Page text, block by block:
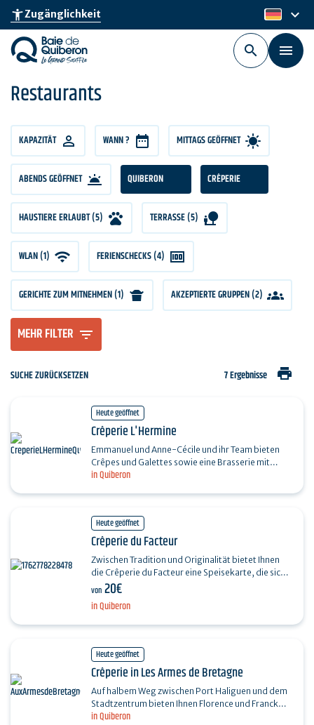
Skip
main
content
accessibility_newZugänglichkeit de
keyboard_arrow_down
Restaurants
KAPAZITÄT
KAPAZITÄT WANN ? MITTAGS GEÖFFNET
ABENDS GEÖFFNET QUIBERON CRÊPERIE
HAUSTIERE ERLAUBT (5) TERRASSE (5)
WLAN (1) FERIENSCHECKS (4)
GERICHTE ZUM MITNEHMEN (1) AKZEPTIERTE GRUPPEN (2)
MEHR FILTER
SUCHE ZURÜCKSETZEN 7 Ergebnisse print
Heute geöffnet
in Quiberon
Crêperie L'Hermine
Emmanuel und Anne-Cécile und ihr Team bieten
Crêpes und Galettes sowie eine Brasserie mit
lokalen Produkten an. Gegenüber der Anlegestelle
Heute geöffnet
in Quiberon
Crêperie du Facteur
Zwischen Tradition und Originalität bietet Ihnen
die Crêperie du Facteur eine Speisekarte, die sich
nach den Jahreszeiten und ihren Inspirationen…
von 20€
Heute geöffnet
in Quiberon
Crêperie in Les Armes de Bretagne
Auf halbem Weg zwischen Port Haliguen und dem
Stadtzentrum bieten Ihnen Florence und Franck
seit über 35 Jahren mehr als 250 Crêpes und